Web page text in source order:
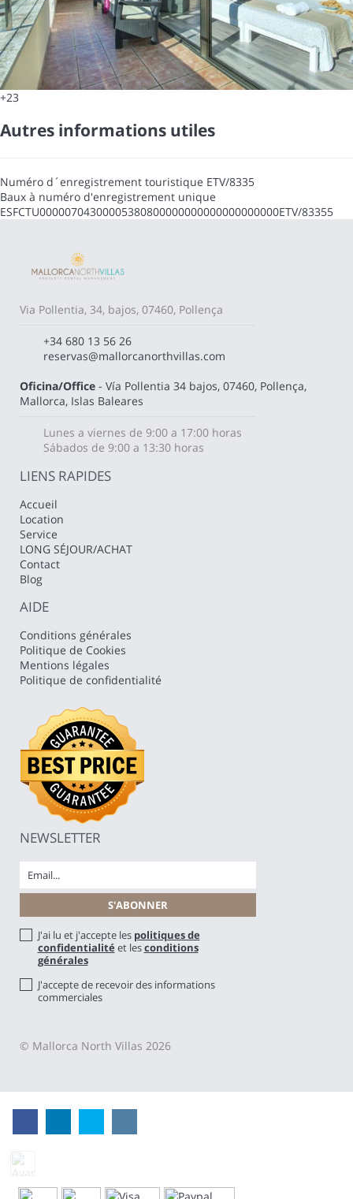
+23
Autres informations utiles
Numéro d´enregistrement touristique ETV/8335
Baux à numéro d'enregistrement unique
ESFCTU00000704300005380800000000000000000000ETV/83355
Via Pollentia, 34, bajos, 07460, Pollença
+34 680 13 56 26
reservas@mallorcanorthvillas.com
Oficina/Office - Vía Pollentia 34 bajos, 07460, Pollença,
Mallorca, Islas Baleares
Lunes a viernes de 9:00 a 17:00 horas
Sábados de 9:00 a 13:30 horas
LIENS RAPIDES
Accueil
Location
Service
LONG SÉJOUR/ACHAT
Contact
Blog
AIDE
Conditions générales
Politique de Cookies
Mentions légales
Politique de confidentialité
NEWSLETTER
J'ai lu et j'accepte les politiques de
confidentialité et lesconditions
générales
J'accepte de recevoir des informations
commerciales
© Mallorca North Villas 2026